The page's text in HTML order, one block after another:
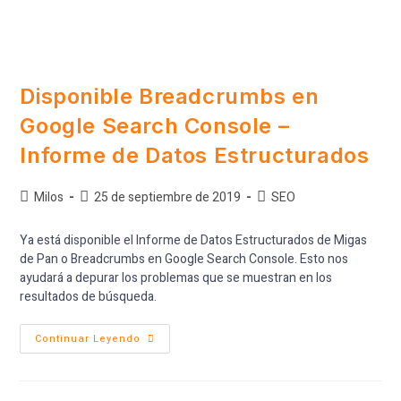
Disponible Breadcrumbs en
Google Search Console –
Informe de Datos Estructurados
Milos 25 de septiembre de 2019 SEO
Ya está disponible el Informe de Datos Estructurados de Migas
de Pan o Breadcrumbs en Google Search Console. Esto nos
ayudará a depurar los problemas que se muestran en los
resultados de búsqueda.
Continuar Leyendo